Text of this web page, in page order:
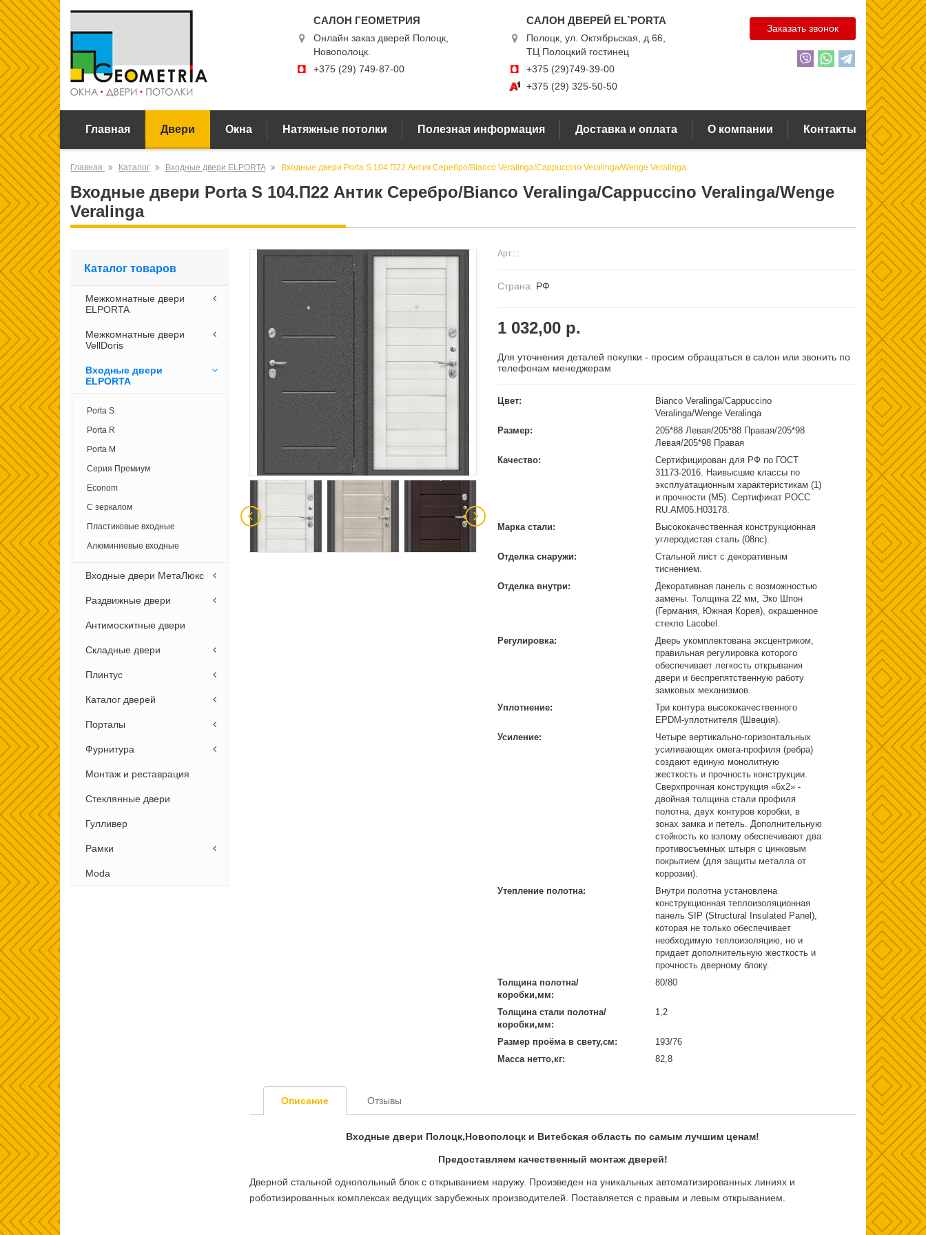
Заказать звонок
САЛОН ГЕОМЕТРИЯ
Онлайн заказ дверей Полоцк,
Новополоцк.
+375 (29) 749-87-00
САЛОН ДВЕРЕЙ EL`PORTA
Полоцк, ул. Октябрьская, д.66,
ТЦ Полоцкий гостинец
+375 (29)749-39-00
+375 (29) 325-50-50
Главная Двери Окна Натяжные потолки Полезная информация Доставка и оплата О компании Контакты
Главная Каталог Входные двери ELPORTA Входные двери Porta S 104.П22 Антик Серебро/Bianco Veralinga/Cappuccino Veralinga/Wenge Veralinga
Входные двери Porta S 104.П22 Антик Серебро/Bianco Veralinga/Cappuccino Veralinga/Wenge
Veralinga
Каталог товаров
Межкомнатные двери
ELPORTA
Межкомнатные двери
VellDoris
Входные двери
ELPORTA
Porta S
Porta R
Porta M
Серия Премиум
Econom
С зеркалом
Пластиковые входные
Алюминиевые входные
Входные двери МетаЛюкс
Раздвижные двери
Антимоскитные двери
Складные двери
Плинтус
Каталог дверей
Порталы
Фурнитура
Монтаж и реставрация
Стеклянные двери
Гулливер
Рамки
Moda
Арт.: :
Страна: РФ
1 032,00 р.
Для уточнения деталей покупки - просим обращаться в салон или звонить по
телефонам менеджерам
Цвет:
Bianco Veralinga/Cappuccino
Veralinga/Wenge Veralinga
Размер:
205*88 Левая/205*88 Правая/205*98
Левая/205*98 Правая
Качество:
Сертифицирован для РФ по ГОСТ
31173-2016. Наивысшие классы по
эксплуатационным характеристикам (1)
и прочности (М5). Сертификат POCC
RU.AM05.H03178.
Марка стали:
Высококачественная конструкционная
углеродистая сталь (08пс).
Отделка снаружи:
Стальной лист с декоративным
тиснением.
Отделка внутри:
Декоративная панель с возможностью
замены. Толщина 22 мм, Эко Шпон
(Германия, Южная Корея), окрашенное
стекло Lacobel.
Регулировка:
Дверь укомплектована эксцентриком,
правильная регулировка которого
обеспечивает легкость открывания
двери и беспрепятственную работу
замковых механизмов.
Уплотнение:
Три контура высококачественного
EPDM-уплотнителя (Швеция).
Усиление:
Четыре вертикально-горизонтальных
усиливающих омега-профиля (ребра)
создают единую монолитную
жесткость и прочность конструкции.
Сверхпрочная конструкция «6x2» -
двойная толщина стали профиля
полотна, двух контуров коробки, в
зонах замка и петель. Дополнительную
стойкость ко взлому обеспечивают два
противосъемных штыря с цинковым
покрытием (для защиты металла от
коррозии).
Утепление полотна:
Внутри полотна установлена
конструкционная теплоизоляционная
панель SIP (Structural Insulated Panel),
которая не только обеспечивает
необходимую теплоизоляцию, но и
придает дополнительную жесткость и
прочность дверному блоку.
Толщина полотна/
коробки,мм:
80/80
Толщина стали полотна/
коробки,мм:
1,2
Размер проёма в свету,см:
193/76
Масса нетто,кг:
82,8
Описание Отзывы
Входные двери Полоцк,Новополоцк и Витебская область по самым лучшим ценам!
Предоставляем качественный монтаж дверей!
Дверной стальной однопольный блок с открыванием наружу. Произведен на уникальных автоматизированных линиях и
роботизированных комплексах ведущих зарубежных производителей. Поставляется с правым и левым открыванием.